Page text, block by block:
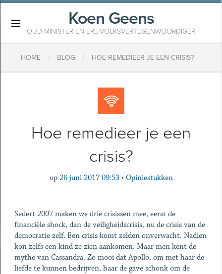
Koen Geens
OUD-MINISTER EN ERE-VOLKSVERTEGENWOORDIGER
HOME / BLOG / HOE REMEDIEER JE EEN CRISIS?
Hoe remedieer je een
crisis?
op 26 juni 2017 09:53 • Opiniestukken
Sedert 2007 maken we drie crisissen mee, eerst de
financiële shock, dan de veiligheidscrisis, nu de crisis van de
democratie zelf. Een crisis komt zelden onverwacht. Nadien
kon zelfs een kind ze zien aankomen. Maar men kent de
mythe van Cassandra. Zo mooi dat Apollo, om met haar de
liefde te kunnen bedrijven, haar de gave schonk om de